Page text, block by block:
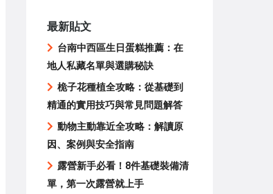
最新貼文
台南中西區生日蛋糕推薦：在
地人私藏名單與選購秘訣
桅子花種植全攻略：從基礎到
精通的實用技巧與常見問題解答
動物主動靠近全攻略：解讀原
因、案例與安全指南
露營新手必看！8件基礎裝備清
單，第一次露營就上手